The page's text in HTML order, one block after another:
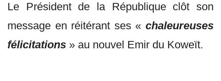
Le Président de la République clôt son
message en réitérant ses « chaleureuses
félicitations » au nouvel Emir du Koweït.